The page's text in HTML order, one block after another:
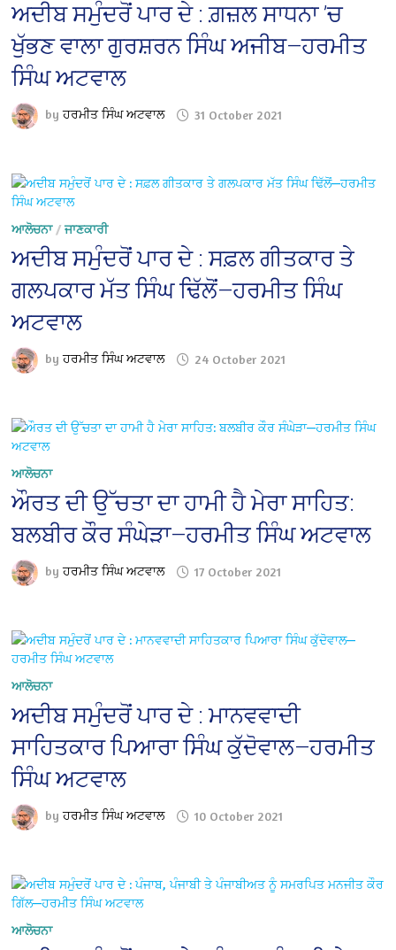
ਅਦੀਬ ਸਮੁੰਦਰੋਂ ਪਾਰ ਦੇ : ਗ਼ਜ਼ਲ ਸਾਧਨਾ ’ਚ
ਖੁੱਭਣ ਵਾਲਾ ਗੁਰਸ਼ਰਨ ਸਿੰਘ ਅਜੀਬ—ਹਰਮੀਤ
ਸਿੰਘ ਅਟਵਾਲ
byਹਰਮੀਤ ਸਿੰਘ ਅਟਵਾਲ 31 October 2021
ਆਲੋਚਨਾ/ਜਾਣਕਾਰੀ
ਅਦੀਬ ਸਮੁੰਦਰੋਂ ਪਾਰ ਦੇ : ਸਫ਼ਲ ਗੀਤਕਾਰ ਤੇ
ਗਲਪਕਾਰ ਮੱਤ ਸਿੰਘ ਢਿੱਲੋਂ—ਹਰਮੀਤ ਸਿੰਘ
ਅਟਵਾਲ
byਹਰਮੀਤ ਸਿੰਘ ਅਟਵਾਲ 24 October 2021
ਆਲੋਚਨਾ
ਔਰਤ ਦੀ ਉੱਚਤਾ ਦਾ ਹਾਮੀ ਹੈ ਮੇਰਾ ਸਾਹਿਤ:
ਬਲਬੀਰ ਕੌਰ ਸੰਘੇੜਾ—ਹਰਮੀਤ ਸਿੰਘ ਅਟਵਾਲ
byਹਰਮੀਤ ਸਿੰਘ ਅਟਵਾਲ 17 October 2021
ਆਲੋਚਨਾ
ਅਦੀਬ ਸਮੁੰਦਰੋਂ ਪਾਰ ਦੇ : ਮਾਨਵਵਾਦੀ
ਸਾਹਿਤਕਾਰ ਪਿਆਰਾ ਸਿੰਘ ਕੁੱਦੋਵਾਲ—ਹਰਮੀਤ
ਸਿੰਘ ਅਟਵਾਲ
byਹਰਮੀਤ ਸਿੰਘ ਅਟਵਾਲ 10 October 2021
ਆਲੋਚਨਾ